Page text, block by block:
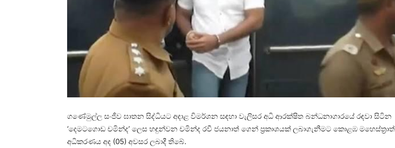
ගණේමුල්ල සංජීව ඝාතන සිද්ධියට අදාළ විමර්ශන සඳහා වැලිසර අධි ආරක්ෂිත බන්ධනාගාරයේ රඳවා සිටින
‘දෙමටගොඩ චමින්ද’ ලෙස හඳුන්වන චමින්ද රවී ජයනාත් ගෙන් ප්‍රකාශයක් ලබාගැනීමට කොළඹ මහෙස්ත්‍රාත්
අධිකරණය අද (05) අවසර ලබාදී තිබේ.